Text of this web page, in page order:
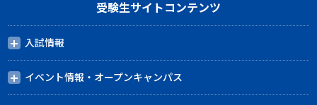
受験生サイトコンテンツ
入試情報
イベント情報・オープンキャンパス